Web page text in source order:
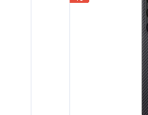
Ein
die
Buttons der
Modelle,
Drück- und
optimiert.